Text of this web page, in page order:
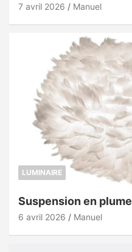
7 avril 2026 Manuel
LUMINAIRE
Suspension en
6 avril 2026 Manuel